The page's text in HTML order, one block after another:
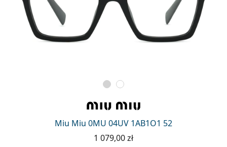
Miu Miu 0MU 04UV 1AB1O1 52
1 079,00 zł